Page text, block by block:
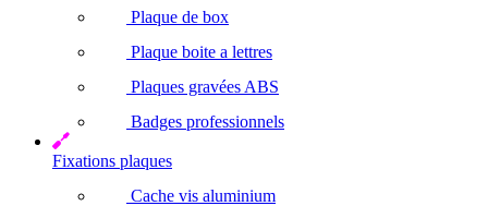
Plaque de box
Plaque boite a lettres
Plaques gravées ABS
Badges professionnels
Fixations plaques
Cache vis aluminium